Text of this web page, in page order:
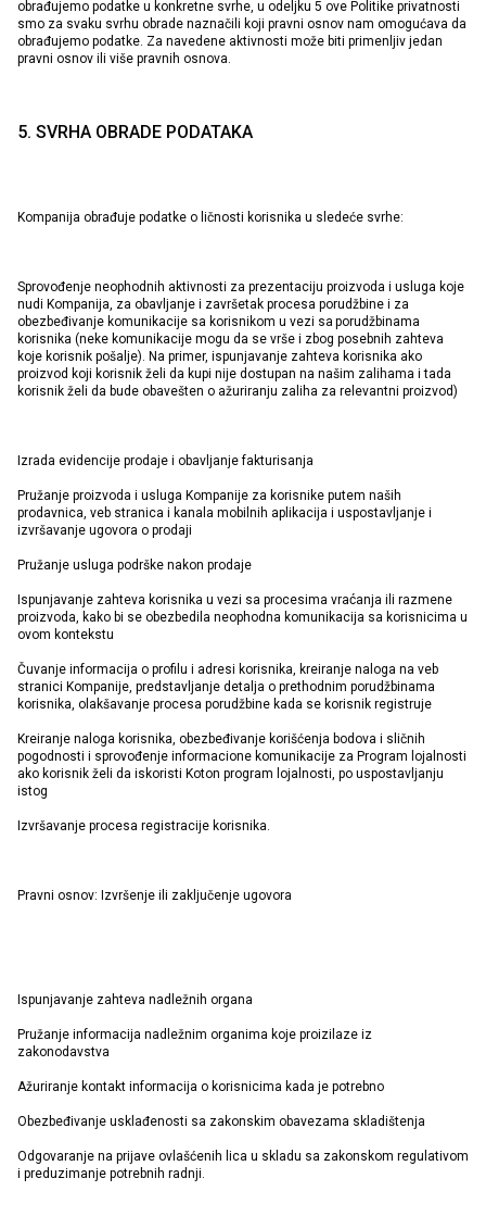
obrađujemo podatke u konkretne svrhe, u odeljku 5 ove Politike privatnosti
smo za svaku svrhu obrade naznačili koji pravni osnov nam omogućava da
obrađujemo podatke. Za navedene aktivnosti može biti primenljiv jedan
pravni osnov ili više pravnih osnova.
5. SVRHA OBRADE PODATAKA
Kompanija obrađuje podatke o ličnosti korisnika u sledeće svrhe:
Sprovođenje neophodnih aktivnosti za prezentaciju proizvoda i usluga koje
nudi Kompanija, za obavljanje i završetak procesa porudžbine i za
obezbeđivanje komunikacije sa korisnikom u vezi sa porudžbinama
korisnika (neke komunikacije mogu da se vrše i zbog posebnih zahteva
koje korisnik pošalje). Na primer, ispunjavanje zahteva korisnika ako
proizvod koji korisnik želi da kupi nije dostupan na našim zalihama i tada
korisnik želi da bude obavešten o ažuriranju zaliha za relevantni proizvod)
Izrada evidencije prodaje i obavljanje fakturisanja
Pružanje proizvoda i usluga Kompanije za korisnike putem naših
prodavnica, veb stranica i kanala mobilnih aplikacija i uspostavljanje i
izvršavanje ugovora o prodaji
Pružanje usluga podrške nakon prodaje
Ispunjavanje zahteva korisnika u vezi sa procesima vraćanja ili razmene
proizvoda, kako bi se obezbedila neophodna komunikacija sa korisnicima u
ovom kontekstu
Čuvanje informacija o profilu i adresi korisnika, kreiranje naloga na veb
stranici Kompanije, predstavljanje detalja o prethodnim porudžbinama
korisnika, olakšavanje procesa porudžbine kada se korisnik registruje
Kreiranje naloga korisnika, obezbeđivanje korišćenja bodova i sličnih
pogodnosti i sprovođenje informacione komunikacije za Program lojalnosti
ako korisnik želi da iskoristi Koton program lojalnosti, po uspostavljanju
istog
Izvršavanje procesa registracije korisnika.
Pravni osnov: Izvršenje ili zaključenje ugovora
Ispunjavanje zahteva nadležnih organa
Pružanje informacija nadležnim organima koje proizilaze iz
zakonodavstva
Ažuriranje kontakt informacija o korisnicima kada je potrebno
Obezbeđivanje usklađenosti sa zakonskim obavezama skladištenja
Odgovaranje na prijave ovlašćenih lica u skladu sa zakonskom regulativom
i preduzimanje potrebnih radnji.